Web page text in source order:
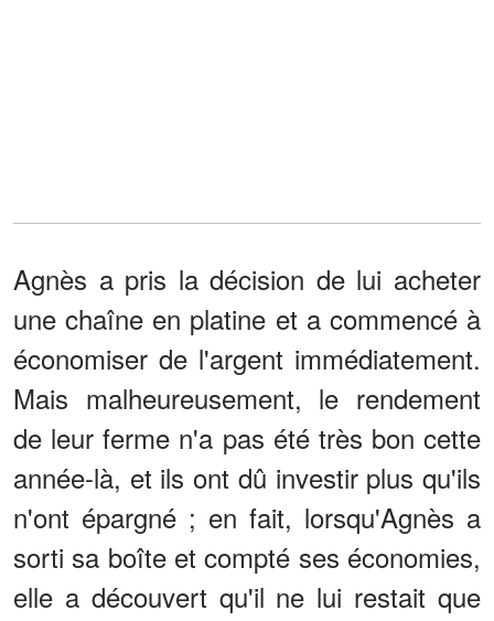
Agnès a pris la décision de lui acheter
une chaîne en platine et a commencé à
économiser de l'argent immédiatement.
Mais malheureusement, le rendement
de leur ferme n'a pas été très bon cette
année-là, et ils ont dû investir plus qu'ils
n'ont épargné ; en fait, lorsqu'Agnès a
sorti sa boîte et compté ses économies,
elle a découvert qu'il ne lui restait que